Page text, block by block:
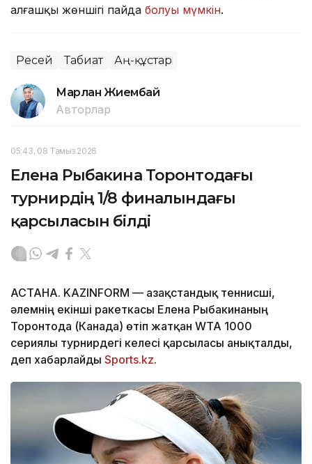
алғашқы жөншігі пайда болуы мүмкін.
Ресей Табиғат Аң-құстар
Марлан Жиембай
Авторлар
05:43, 08 Тамыз 2026
Елена Рыбакина Торонтодағы
турнирдің 1/8 финалындағы
қарсыласын білді
АСТАНА. KAZINFORM — Қазақстандық теннисші,
әлемнің екінші ракеткасы Елена Рыбакинаның
Торонтода (Канада) өтіп жатқан WTA 1000
сериялы турнирдегі келесі қарсыласы анықталды,
деп хабарлайды Sports.kz.